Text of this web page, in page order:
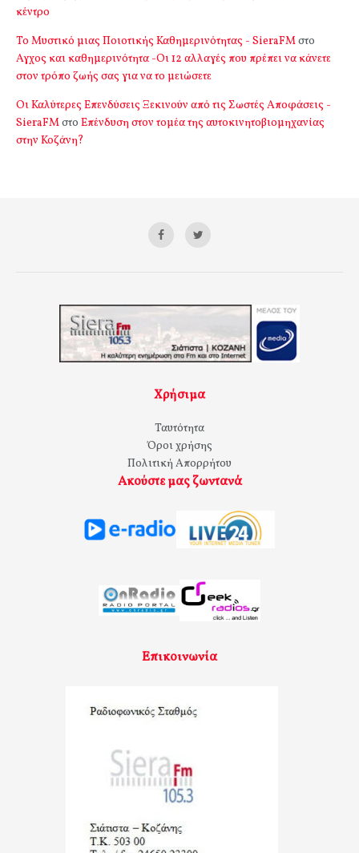
κέντρο
Το Μυστικό μιας Ποιοτικής Καθημερινότητας - SieraFMστο
Αγχος και καθημερινότητα -Οι 12 αλλαγές που πρέπει να κάνετε
στον τρόπο ζωής σας για να το μειώσετε
Οι Καλύτερες Επενδύσεις Ξεκινούν από τις Σωστές Αποφάσεις -
SieraFMστο Επένδυση στον τομέα της αυτοκινητοβιομηχανίας
στην Κοζάνη?
Χρήσιμα
Ταυτότητα
Όροι χρήσης
Πολιτική Απορρήτου
Ακούστε μας ζωντανά
Επικοινωνία